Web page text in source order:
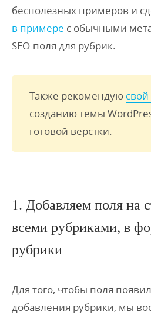
бесполезных примеров и
в примере с обычными
SEO-поля для рубрик.
Также рекомендую
созданию темы
готовой вёрстки.
1. Добавляем поля на
всеми рубриками, в
рубрики
Для того, чтобы поля
добавления рубрики, мы